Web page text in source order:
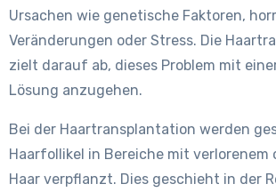
Ursachen wie genetische Faktoren,
Veränderungen oder Stress. Die
zielt darauf ab, dieses Problem mit
Lösung anzugehen.
Bei der Haartransplantation werden
Haarfollikel in Bereiche mit verlorenem
Haar verpflanzt. Dies geschieht in der